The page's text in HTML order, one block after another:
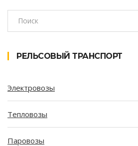
РЕЛЬСОВЫЙ ТРАНСПОРТ
Электровозы
Тепловозы
Паровозы